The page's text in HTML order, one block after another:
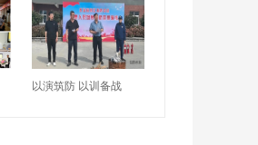
以演筑防 以训备战